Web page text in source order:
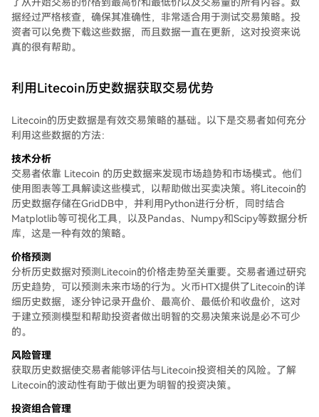
据经过严格核查，确保其准确性，非常适合用于测试交易策略。投
资者可以免费下载这些数据，而且数据一直在更新，这对投资来说
真的很有帮助。
利用Litecoin历史数据获取交易优势
Litecoin的历史数据是有效交易策略的基础。以下是交易者如何充分
利用这些数据的方法：
技术分析
交易者依靠 Litecoin 的历史数据来发现市场趋势和市场模式。他们
使用图表等工具解读这些模式，以帮助做出买卖决策。将Litecoin的
历史数据存储在GridDB中，并利用Python进行分析，同时结合
Matplotlib等可视化工具，以及Pandas、Numpy和Scipy等数据分析
库，这是一种有效的策略。
价格预测
分析历史数据对预测Litecoin的价格走势至关重要。交易者通过研究
历史趋势，可以预测未来市场的行为。火币HTX提供了Litecoin的详
细历史数据，逐分钟记录开盘价、最高价、最低价和收盘价，这对
于建立预测模型和帮助投资者做出明智的交易决策来说是必不可少
的。
风险管理
获取历史数据使交易者能够评估与Litecoin投资相关的风险。了解
Litecoin的波动性有助于做出更为明智的投资决策。
投资组合管理